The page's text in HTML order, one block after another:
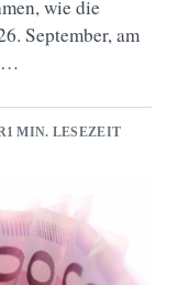
wie die
September, am
1 MIN. LESEZEIT